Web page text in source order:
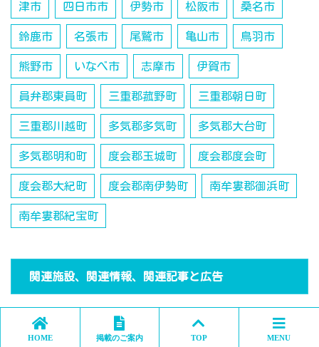
津市 四日市市 伊勢市 松阪市 桑名市
鈴鹿市 名張市 尾鷲市 亀山市 鳥羽市
熊野市 いなべ市 志摩市 伊賀市
員弁郡東員町 三重郡菰野町 三重郡朝日町
三重郡川越町 多気郡多気町 多気郡大台町
多気郡明和町 度会郡玉城町 度会郡度会町
度会郡大紀町 度会郡南伊勢町 南牟婁郡御浜町
南牟婁郡紀宝町
関連施設、関連情報、関連記事と広告
HOME 掲載のご案内 TOP MENU